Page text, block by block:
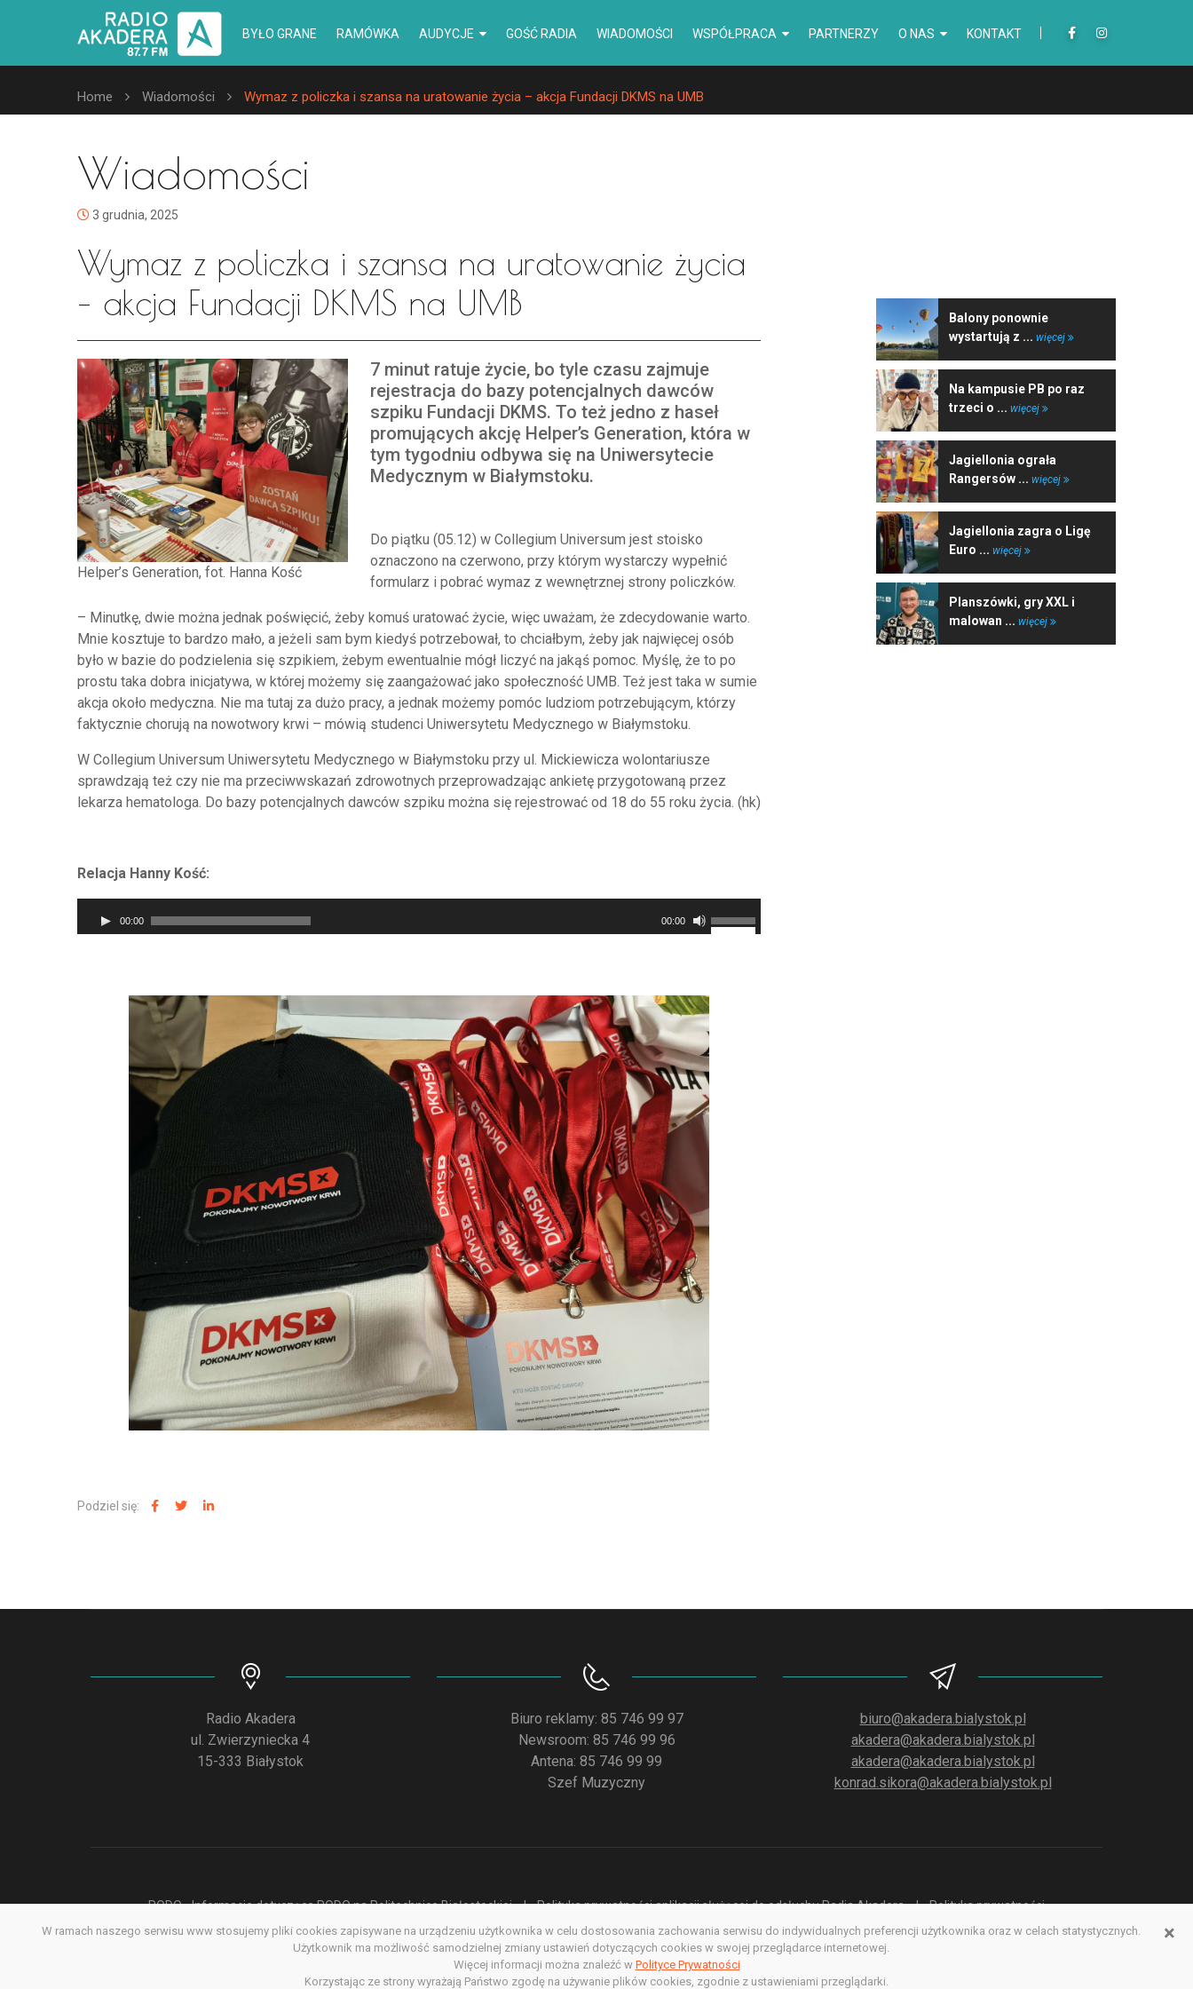
BYŁO GRANE RAMÓWKA AUDYCJE GOŚĆ RADIA WIADOMOŚCI WSPÓŁPRACA PARTNERZY O NAS KONTAKT
Home Wiadomości Wymaz z policzka i szansa na uratowanie życia – akcja Fundacji DKMS na UMB
Wiadomości
3 grudnia, 2025
Wymaz z policzka i szansa na uratowanie życia
– akcja Fundacji DKMS na UMB
Helper’s Generation, fot. Hanna Kość
7 minut ratuje życie, bo tyle czasu zajmuje
rejestracja do bazy potencjalnych dawców
szpiku Fundacji DKMS. To też jedno z haseł
promujących akcję Helper’s Generation, która w
tym tygodniu odbywa się na Uniwersytecie
Medycznym w Białymstoku.
Do piątku (05.12) w Collegium Universum jest stoisko
oznaczono na czerwono, przy którym wystarczy wypełnić
formularz i pobrać wymaz z wewnętrznej strony policzków.
– Minutkę, dwie można jednak poświęcić, żeby komuś uratować życie, więc uważam, że zdecydowanie warto.
Mnie kosztuje to bardzo mało, a jeżeli sam bym kiedyś potrzebował, to chciałbym, żeby jak najwięcej osób
było w bazie do podzielenia się szpikiem, żebym ewentualnie mógł liczyć na jakąś pomoc. Myślę, że to po
prostu taka dobra inicjatywa, w której możemy się zaangażować jako społeczność UMB. Też jest taka w sumie
akcja około medyczna. Nie ma tutaj za dużo pracy, a jednak możemy pomóc ludziom potrzebującym, którzy
faktycznie chorują na nowotwory krwi – mówią studenci Uniwersytetu Medycznego w Białymstoku.
W Collegium Universum Uniwersytetu Medycznego w Białymstoku przy ul. Mickiewicza wolontariusze
sprawdzają też czy nie ma przeciwwskazań zdrowotnych przeprowadzając ankietę przygotowaną przez
lekarza hematologa. Do bazy potencjalnych dawców szpiku można się rejestrować od 18 do 55 roku życia. (hk)
Relacja Hanny Kość:
plików
00:00 00:00
Używaj
strzałek
Podziel się:
Balony ponownie
wystartują z ... więcej
Na kampusie PB po raz
trzeci o ... więcej
Jagiellonia ograła
Rangersów ... więcej
Jagiellonia zagra o Ligę
Euro ... więcej
Planszówki, gry XXL i
malowan ... więcej
Radio Akadera
ul. Zwierzyniecka 4
15-333 Białystok
Biuro reklamy: 85 746 99 97
Newsroom: 85 746 99 96
Antena: 85 746 99 99
Szef Muzyczny
biuro@akadera.bialystok.pl
akadera@akadera.bialystok.pl
akadera@akadera.bialystok.pl
konrad.sikora@akadera.bialystok.pl
RODO - Informacje dotyczące RODO na Politechnice Białostockiej Polityka prywatności aplikacji służącej do odsłuchu Radia Akadera
Polityka prywatności
Deklaracja dostępności
Redakcja serwisu www Poprzednia wersja serwisu www
Copyright @ 2022. All rights Reserved
×
W ramach naszego serwisu www stosujemy pliki cookies zapisywane na urządzeniu użytkownika w celu dostosowania zachowania serwisu do indywidualnych preferencji użytkownika oraz w celach statystycznych.
Użytkownik ma możliwość samodzielnej zmiany ustawień dotyczących cookies w swojej przeglądarce internetowej.
Więcej informacji można znaleźć w Polityce Prywatności
Korzystając ze strony wyrażają Państwo zgodę na używanie plików cookies, zgodnie z ustawieniami przeglądarki.